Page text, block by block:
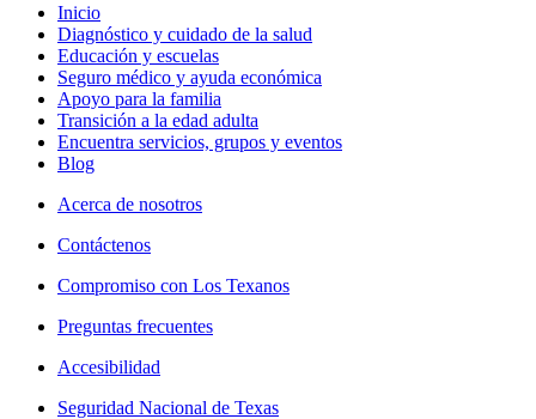
Inicio
Diagnóstico y cuidado de la salud
Educación y escuelas
Seguro médico y ayuda económica
Apoyo para la familia
Transición a la edad adulta
Encuentra servicios, grupos y eventos
Blog
Acerca de nosotros
Contáctenos
Compromiso con Los Texanos
Preguntas frecuentes
Accesibilidad
Seguridad Nacional de Texas